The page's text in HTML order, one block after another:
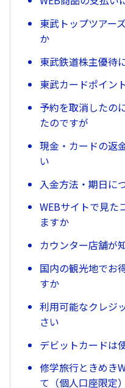
東武トップツアー
か
東武鉄道株主優待
東武カードポイン
予約を取消したの
たのですが
現金・カードの返
い
入金方法・期日に
WEBサイトで見た
ますか
カウンター店舗が
国内の観光地でお
すか
利用可能なクレジ
さい
デビットカードは
修学旅行ときめき
て（個人口座限定）